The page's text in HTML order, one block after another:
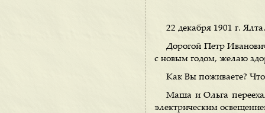
22 декабря 1901 г. Ялта.
Дорогой Петр
с новым годом, желаю
Как Вы поживаете?
Маша и Ольга
электрическим